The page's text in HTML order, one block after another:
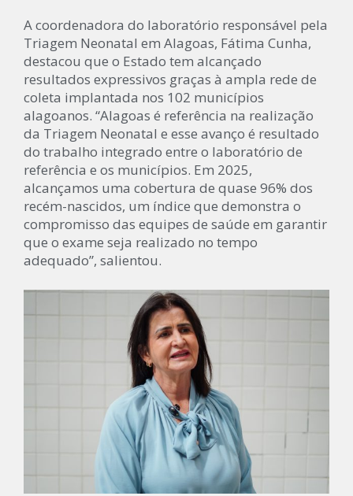
A coordenadora do laboratório responsável pela
Triagem Neonatal em Alagoas, Fátima Cunha,
destacou que o Estado tem alcançado
resultados expressivos graças à ampla rede de
coleta implantada nos 102 municípios
alagoanos. “Alagoas é referência na realização
da Triagem Neonatal e esse avanço é resultado
do trabalho integrado entre o laboratório de
referência e os municípios. Em 2025,
alcançamos uma cobertura de quase 96% dos
recém-nascidos, um índice que demonstra o
compromisso das equipes de saúde em garantir
que o exame seja realizado no tempo
adequado”, salientou.